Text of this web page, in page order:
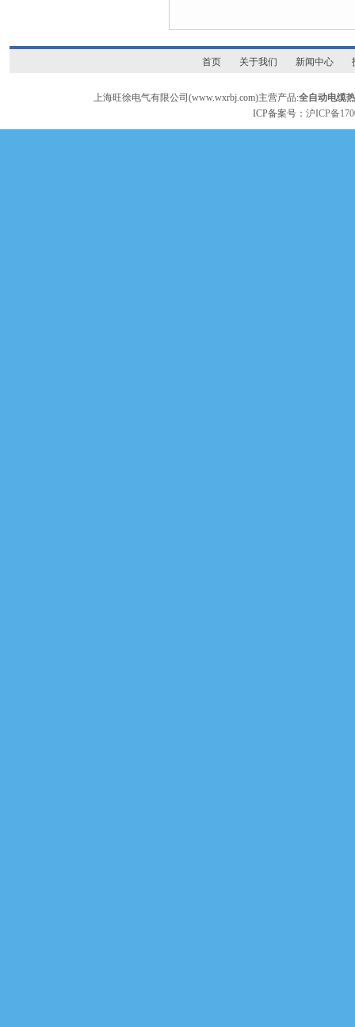
首页 关于我们 新闻中心
上海旺徐电气有限公司(www.wxrbj.com)主营产品:全自动电缆
ICP备案号：沪ICP备